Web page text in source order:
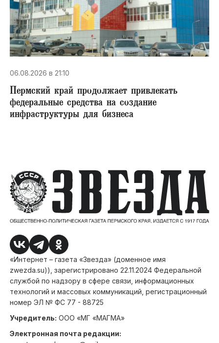
06.08.2026 в 21:10
Пермский край продолжает привлекать
федеральные средства на создание
инфраструктуры для бизнеса
«Интернет – газета «Звезда» (доменное имя
zwezda.su)), зарегистрировано 22.11.2024 Федеральной
службой по надзору в сфере связи, информационных
технологий и массовых коммуникаций, регистрационный
номер ЭЛ № ФС 77 - 88725
Учредитель: ООО «МГ «МАГМА»
Электронная почта редакции: